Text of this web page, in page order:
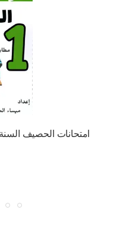
امتحانات الحصيف السنة